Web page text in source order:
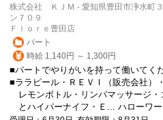
株式会社 ＫＪＭ - 愛知県豊田市浄水町
ン７０９
Ｆｌｏｒｅ豊田店
パート
時給 1,140円 ～ 1,300円
■パートでやりがいを持って働いてく
■ララピール・ＲＥＶＩ（販売会社）
レモンボトル・リンパマッサージ・
とハイパーナイフ・Ｅ... ハローワー